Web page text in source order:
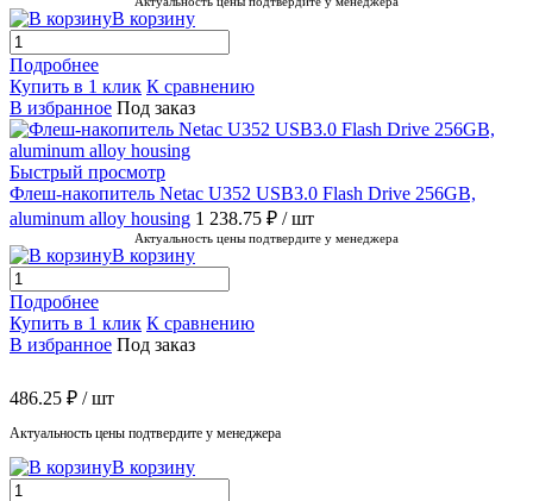
В корзину
Подробнее
Купить в 1 клик К сравнению
В избранное Под заказ
Быстрый просмотр
Флеш-накопитель Netac U352 USB3.0 Flash Drive 256GB,
aluminum alloy housing 1 238.75 ₽ / шт
Актуальность цены подтвердите у менеджера
В корзину
Подробнее
Купить в 1 клик К сравнению
В избранное Под заказ
486.25 ₽ / шт
Актуальность цены подтвердите у менеджера
В корзину